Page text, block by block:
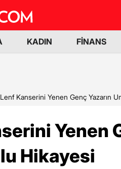
KADIN FİNANS
Lenf Kanserini Yenen Genç Yazarın
Yenen
Hikayesi